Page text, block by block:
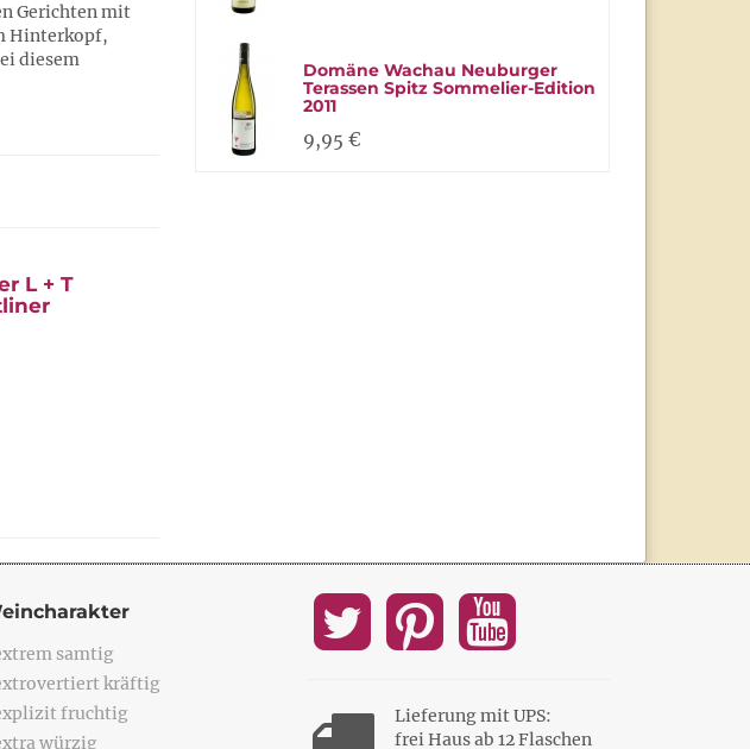
Gerichten mit
Hinterkopf,
diesem
L + T
Domäne Wachau Neuburger
Terassen Spitz Sommelier-Edition
2011
9,95 €
samtig
kräftig
fruchtig
würzig
Lieferung mit UPS:
frei Haus ab 12 Flaschen